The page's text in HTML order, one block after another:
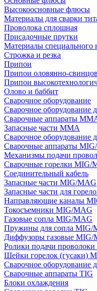
Высокоосновные флюсы
Материалы для сварки
Проволока сплошная
Присадочные прутки
Материалы специального
Строжка и резка
Припои
Припои оловянно-
Припои
Олово и баббит
Сварочное оборудование
Сварочное оборудование
Сварочные аппараты
Запасные части MMA
Сварочное оборудование
Сварочные аппараты
Механизмы подачи
Сварочные горелки MIG/
Соединительный кабель
Запасные части MIG/MAG
Запасные части для
Направляющие каналы
Токосъемники MIG/MAG
Газовые сопла MIG/MAG
Пружины для сопла MIG/
Диффузоры газовые MIG/
Ролики подачи
Шейки горелок (гусаки)
Сварочное оборудование
Сварочные аппараты TIG
Блоки охлаждения